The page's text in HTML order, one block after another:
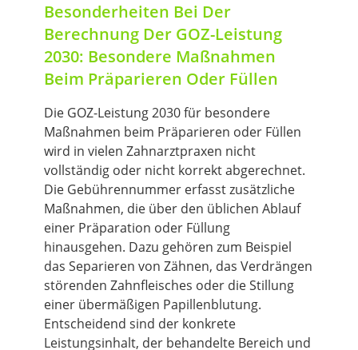
Besonderheiten Bei Der
Berechnung Der GOZ-Leistung
2030: Besondere Maßnahmen
Beim Präparieren Oder Füllen
Die GOZ-Leistung 2030 für besondere
Maßnahmen beim Präparieren oder Füllen
wird in vielen Zahnarztpraxen nicht
vollständig oder nicht korrekt abgerechnet.
Die Gebührennummer erfasst zusätzliche
Maßnahmen, die über den üblichen Ablauf
einer Präparation oder Füllung
hinausgehen. Dazu gehören zum Beispiel
das Separieren von Zähnen, das Verdrängen
störenden Zahnfleisches oder die Stillung
einer übermäßigen Papillenblutung.
Entscheidend sind der konkrete
Leistungsinhalt, der behandelte Bereich und